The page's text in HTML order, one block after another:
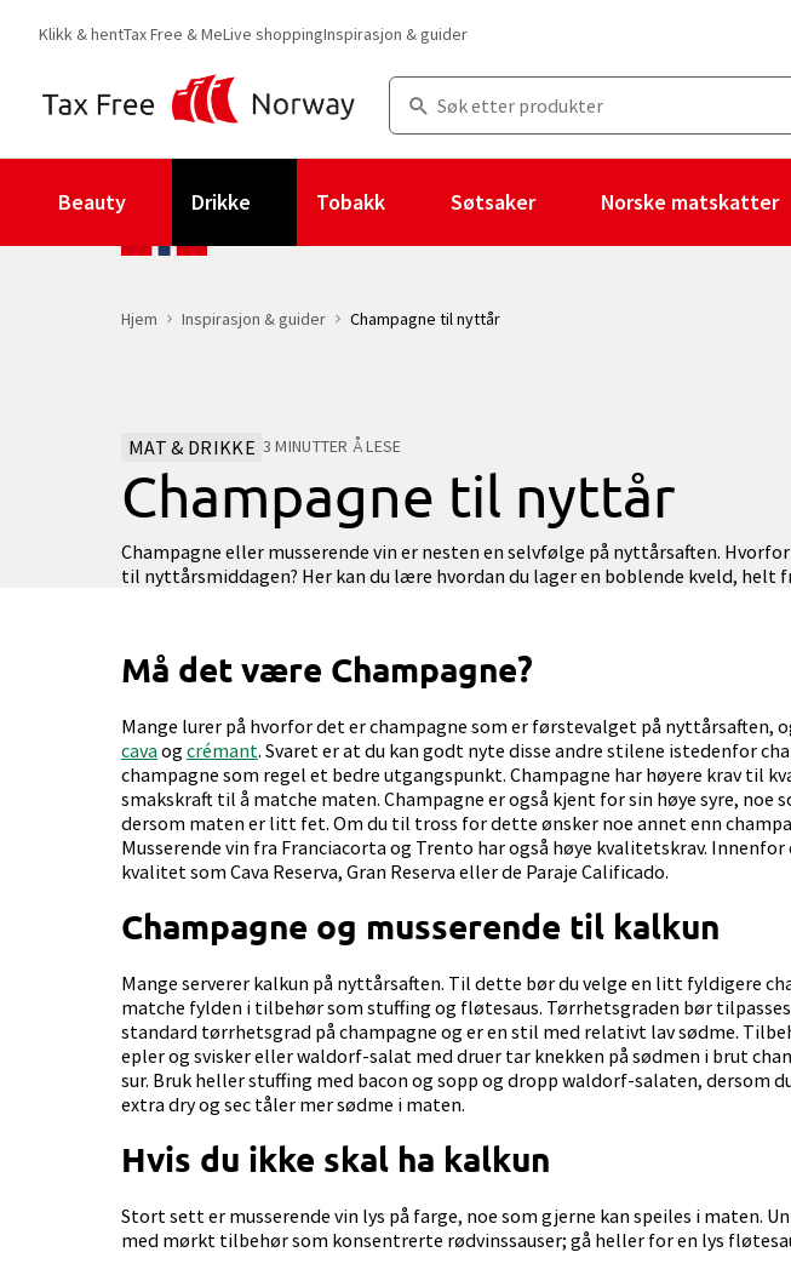
Klikk & hentTax Free & MeLive shoppingInspirasjon & guider
Beauty Drikke Tobakk Søtsaker Norske matskatter
Hjem Inspirasjon & guider Champagne til nyttår
MAT & DRIKKE 3 MINUTTER Å LESE
Champagne til nyttår
Champagne eller musserende vin er nesten en selvfølge på nyttårsaften.
til nyttårsmiddagen? Her kan du lære hvordan du lager en boblende kveld, helt
Må det være Champagne?
Mange lurer på hvorfor det er champagne som er førstevalget på nyttårsaften,
cava og crémant. Svaret er at du kan godt nyte disse andre stilene istedenfor
champagne som regel et bedre utgangspunkt. Champagne har høyere krav til
smakskraft til å matche maten. Champagne er også kjent for sin høye syre, noe
dersom maten er litt fet. Om du til tross for dette ønsker noe annet enn
Musserende vin fra Franciacorta og Trento har også høye kvalitetskrav.
kvalitet som Cava Reserva, Gran Reserva eller de Paraje Calificado.
Champagne og musserende til kalkun
Mange serverer kalkun på nyttårsaften. Til dette bør du velge en litt fyldigere
matche fylden i tilbehør som stuffing og fløtesaus. Tørrhetsgraden bør
standard tørrhetsgrad på champagne og er en stil med relativt lav sødme.
epler og svisker eller waldorf-salat med druer tar knekken på sødmen i brut
sur. Bruk heller stuffing med bacon og sopp og dropp waldorf-salaten, dersom
extra dry og sec tåler mer sødme i maten.
Hvis du ikke skal ha kalkun
Stort sett er musserende vin lys på farge, noe som gjerne kan speiles i maten.
med mørkt tilbehør som konsentrerte rødvinssauser; gå heller for en lys